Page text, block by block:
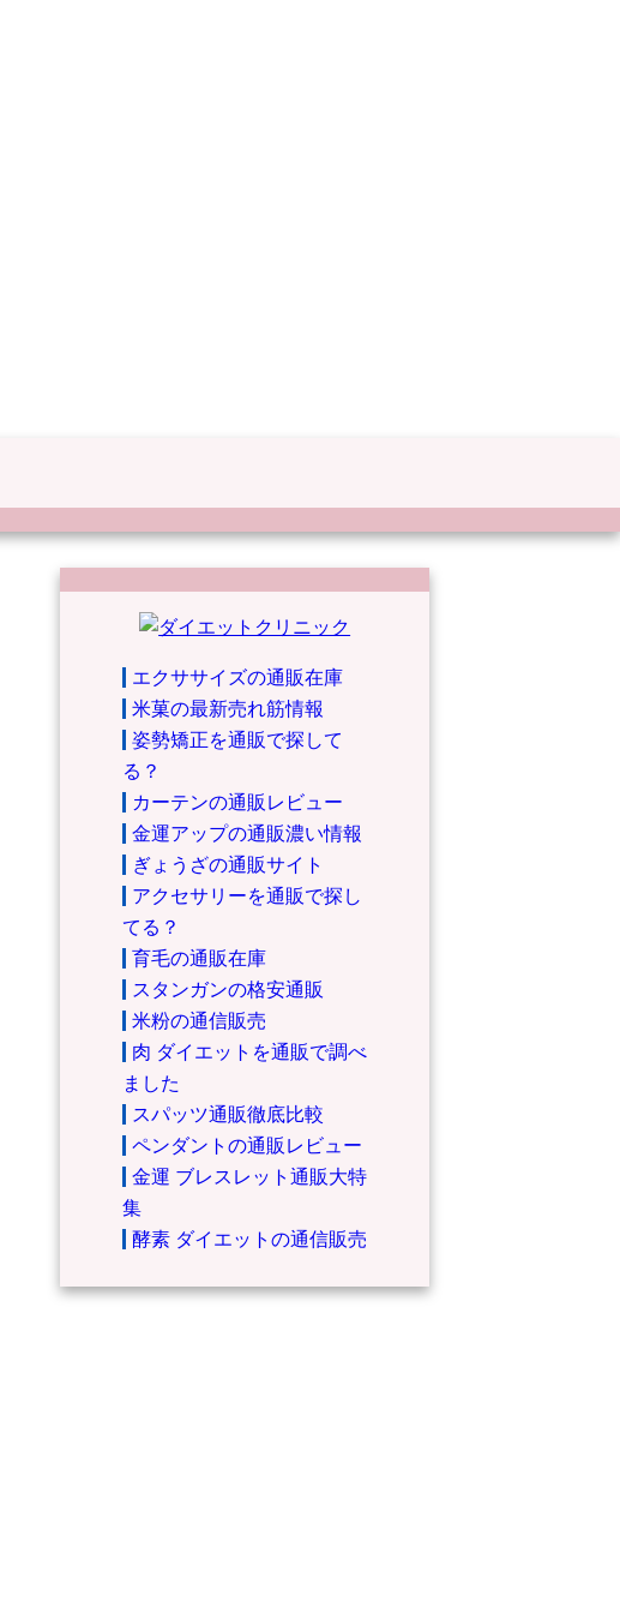
エクササイズの通販在庫
米菓の最新売れ筋情報
姿勢矯正を通販で探して
る？
カーテンの通販レビュー
金運アップの通販濃い情報
ぎょうざの通販サイト
アクセサリーを通販で探し
てる？
育毛の通販在庫
スタンガンの格安通販
米粉の通信販売
肉 ダイエットを通販で調べ
ました
スパッツ通販徹底比較
ペンダントの通販レビュー
金運 ブレスレット通販大特
集
酵素 ダイエットの通信販売